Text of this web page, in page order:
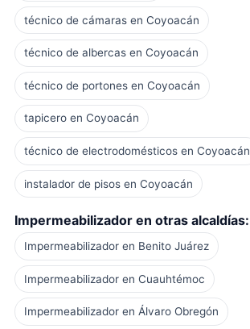
técnico de cámaras en Coyoacán
técnico de albercas en Coyoacán
técnico de portones en Coyoacán
tapicero en Coyoacán
técnico de electrodomésticos en Coyoacán
instalador de pisos en Coyoacán
Impermeabilizador en otras alcaldías:
Impermeabilizador en Benito Juárez
Impermeabilizador en Cuauhtémoc
Impermeabilizador en Álvaro Obregón